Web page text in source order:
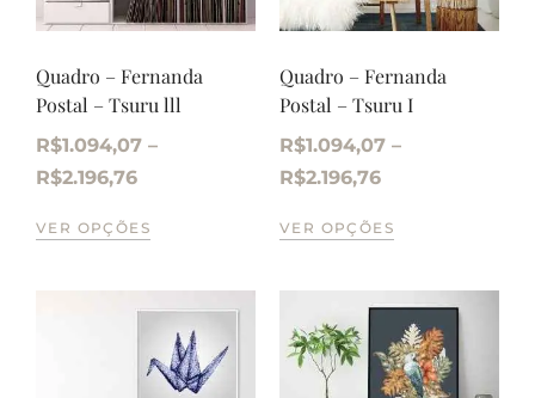
Quadro – Fernanda
Postal – Tsuru lll
R$1.094,07 –
R$2.196,76
VER OPÇÕES
Quadro – Fernanda
Postal – Tsuru I
R$1.094,07 –
R$2.196,76
VER OPÇÕES